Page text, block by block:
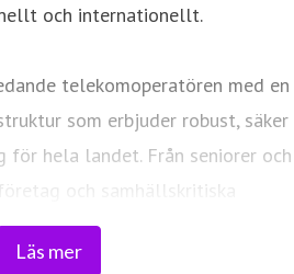
Läs mer
och internationellt.
telekomoperatören med en
som erbjuder robust, säker
för hela landet. Från seniorer och
och samhällskritiska
digitaliseringens kraft i
av Sveriges totalförsvar. Med